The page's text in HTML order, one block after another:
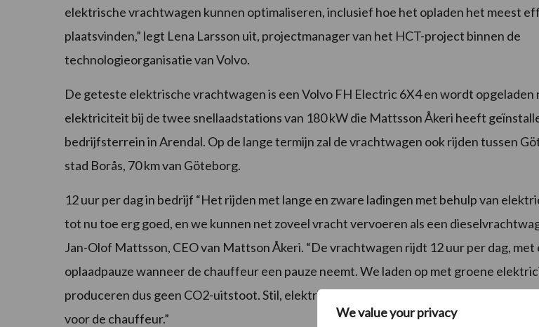
We value your privacy
elektrische vrachtwagen kunnen optimaliseren, inclusief hoe het opladen het meest
plaatsvinden,” legt Lena Larsson uit, projectmanager van het HCT-project binnen de
technologieorganisatie van Volvo.
De geteste elektrische vrachtwagen is een Volvo FH Electric 6X4 en wordt opgeladen
elektriciteit bij de twee snellaadstations van 180 kW die Mattsson Åkeri heeft
bedrijfsterrein in Arendal. Op de lange termijn zal de vrachtwagen ook rijden tussen
stad Borås, 70 km van Göteborg.
12 uur per dag in bedrijf “Het rijden met lange en zware ladingen met behulp van
tot nu toe erg goed, en we kunnen net zoveel vracht vervoeren als een
Jan-Olof Mattsson, CEO van Mattson Åkeri. “De vrachtwagen rijdt 12 uur per dag, met
oplaadpauze wanneer de chauffeur een pauze neemt. We laden op met groene
produceren dus geen CO2-uitstoot. Stil, elektrisch rijden betekent ook een betere
voor de chauffeur.”